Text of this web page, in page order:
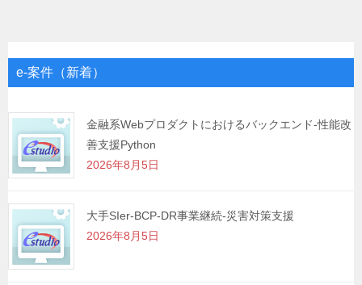
ゲ
シ
ョ
ン
e-案件（新着）
金融系Webプロダクトにおけるバックエンド-性能改
善支援Python
2026年8月5日
大手SIer-BCP-DR事業継続-災害対策支援
2026年8月5日